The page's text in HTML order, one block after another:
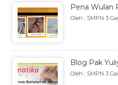
Pena Wulan
Oleh : SMPN 3
Blog Pak
Oleh : SMPN 3